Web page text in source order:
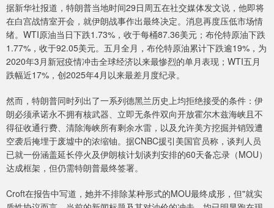
据新华社报道，特朗普当地时间29日周五在社交媒体发文说，他即将
在白宫战情室开会，就伊朗战事作出最终决定。消息再度压低市场情
绪。WTI原油当日下跌1.73%，收于每桶87.36美元；布伦特原油下跌
1.77%，收于92.05美元。五月全月，布伦特原油累计下跌逾19%，为
2020年3月新冠疫情冲击全球经济以来最惨烈的单月表现；WTI五月
跌幅近17%，创2025年4月以来最差月度纪录。
然而，特朗普同时列出了一系列德黑兰历史上均拒绝接受的条件：伊
朗必须承诺永不拥有核武器、立即无条件双向开放霍尔木兹海峡且不
得征收通行费、清除海峡所有剩余水雷，以及允许美方挖掘并销毁遭
空袭后掩埋于废墟中的浓缩铀。据CNBC援引美国官员称，谈判人员
已就一份涵盖延长停火及伊朗核计划谈判安排的60天备忘录（MOU）
达成框架，但仍需特朗普最终签署。
Croft在报告中写道，她并不排除某种形式的MOU最终成形，但"就实